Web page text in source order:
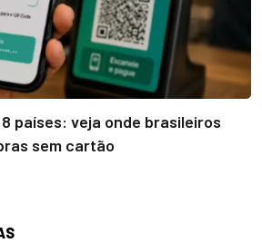
países: veja onde brasileiros
sem cartão